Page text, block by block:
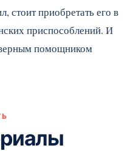
стоит приобретать его в
приспособлений. И
верным помощником